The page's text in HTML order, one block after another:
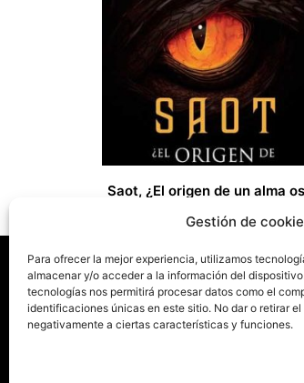
Gestión de
Para ofrecer la mejor experiencia, utilizamos
almacenar y/o acceder a la información del
tecnologías nos permitirá procesar datos como el
identificaciones únicas en este sitio. No dar o retirar
negativamente a ciertas características y funciones.